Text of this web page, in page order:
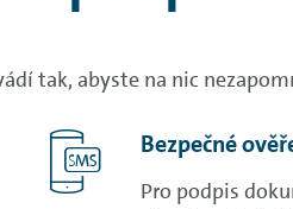
tak, abyste na nic
Bezpečné
Pro podpis